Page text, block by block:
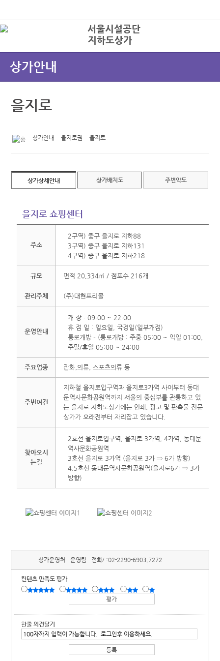
지하도상가
상가안내
을지로
상가안내 을지로권 을지로
상가상세안내 상가배치도 주변약도
을지로 쇼핑센터
주소
2구역) 중구 을지로 지하88
3구역) 중구 을지로 지하131
4구역) 중구 을지로 지하218
규모 면적 20,334㎡ / 점포수 216개
관리주체 (주)대현프리몰
운영안내
개 장 : 09:00 ~ 22:00
휴 점 일 : 일요일, 국경일(일부개점)
통로개방 - (통로개방 : 주중 05:00 ~ 익일 01:00,
주말/휴일 05:00 ~ 24:00
주요업종 잡화,의류, 스포츠의류 등
주변여건
지하철 을지로입구역과 을지로3가역 사이부터 동대
문역사문화공원역까지 서울의 중심부를 관통하고 있
는 을지로 지하도상가에는 인쇄, 광고 및 판촉물 전문
상가가 오래전부터 자리잡고 있습니다.
찾아오시
는길
2호선 을지로입구역, 을지로 3가역, 4가역, 동대문
역사문화공원역
3호선 을지로 3가역 (을지로 3가 ⇒ 6가 방향)
4,5호선 동대문역사문화공원역(을지로6가 ⇒ 3가
방향)
상가운영처 운영팀 전화/ :02-2290-6903,7272
컨텐츠 만족도 평가
한줄 의견달기